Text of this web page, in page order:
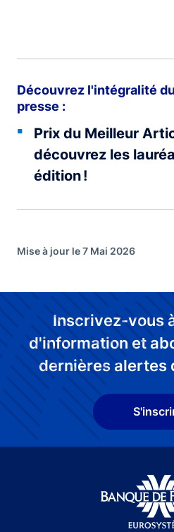
Découvrez l'intégralité
presse :
Prix du Meilleur
découvrez les
édition !
Mise à jour le 7 Mai 2026
Inscrivez-vous
d'information et
dernières alertes